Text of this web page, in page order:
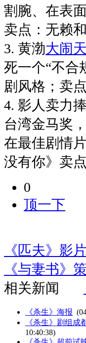
割腕、在表
卖点：无赖
3. 黄渤大闹
死一个“不合
剧风格；卖
4. 影人卖力
台湾金马奖
在最佳剧情
没有你》卖
0
顶一下
《匹夫》影
《与妻书》
相关新闻
《杀生》海报
《杀生》剧组成
10:40:38)